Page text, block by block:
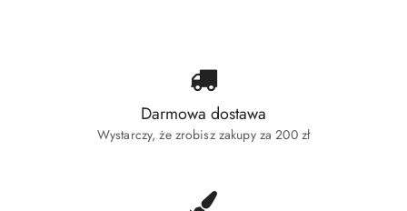
Darmowa dostawa
Wystarczy, że zrobisz zakupy za 200 zł